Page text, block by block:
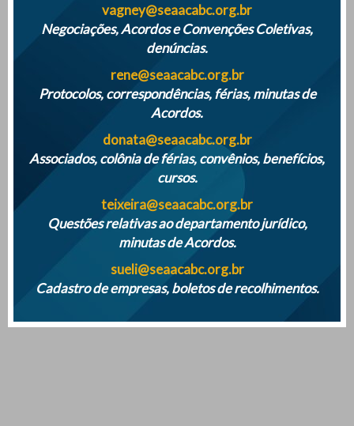
VESPERA DE NATAL DE 2024
ATENÇÃO PARA O INICIO DAS FÉRIAS COLETIVAS DE 2024
Mais notícias
vagney@seaacabc.org.br
Negociações, Acordos e Convenções Coletivas,
denúncias.
rene@seaacabc.org.br
Protocolos, correspondências, férias, minutas de
Acordos.
donata@seaacabc.org.br
Associados, colônia de férias, convênios, benefícios,
cursos.
teixeira@seaacabc.org.br
Questões relativas ao departamento jurídico,
minutas de Acordos.
sueli@seaacabc.org.br
Cadastro de empresas, boletos de recolhimentos.